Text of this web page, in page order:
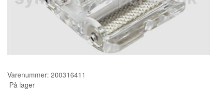
MASKIN TILBEHØR
KURSER
SCANNCUT
Varenummer: 200316411
På lager